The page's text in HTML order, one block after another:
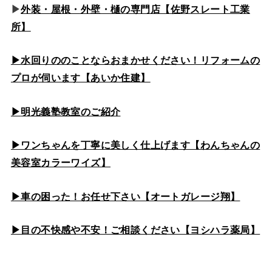
▶外装・屋根・外壁・樋の専門店【佐野スレート工業
所】
▶水回りののことならおまかせください！リフォームの
プロが伺います【あいか住建】
▶明光義塾教室のご紹介
▶ワンちゃんを丁寧に美しく仕上げます【わんちゃんの
美容室カラーワイズ】
▶車の困った！お任せ下さい【オートガレージ翔】
▶目の不快感や不安！ご相談ください【ヨシハラ薬局】